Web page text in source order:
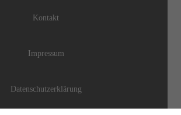
Kontakt
Impressum
Datenschutzerklärung